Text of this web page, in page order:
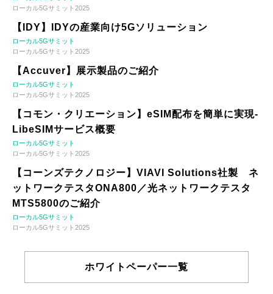
ローカル5Gサミット2025
【IDY】IDYの産業向け5Gソリューション
ローカル5Gサミット
ローカル5Gサミット2025
【Accuver】展示製品のご紹介
ローカル5Gサミット
ローカル5Gサミット2025
【コモン・クリエーション】eSIM配布を簡単に実現-
LibeSIMサービス概要
ローカル5Gサミット
ローカル5Gサミット2025
【コーンズテクノロジー】VIAVI Solutions社製 ネ
ットワークテスタONA800／光ネットワークテスタ
MTS5800のご紹介
ローカル5Gサミット
ローカル5Gサミット2025
ホワイトペーパー一覧